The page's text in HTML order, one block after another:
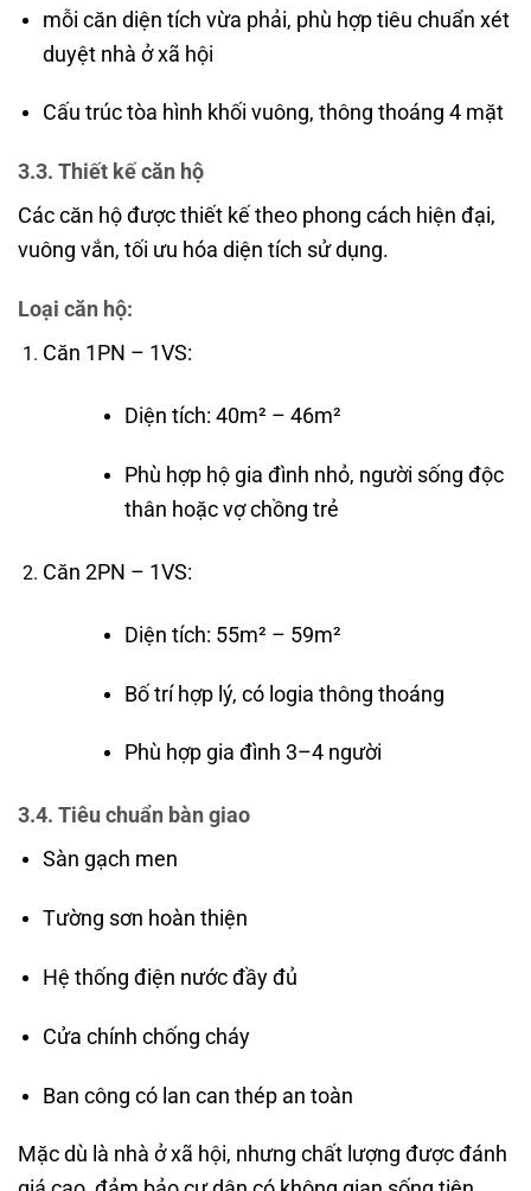
mỗi căn diện tích vừa phải, phù hợp tiêu chuẩn xét
duyệt nhà ở xã hội
Cấu trúc tòa hình khối vuông, thông thoáng 4 mặt
3.3. Thiết kế căn hộ
Các căn hộ được thiết kế theo phong cách hiện đại,
vuông vắn, tối ưu hóa diện tích sử dụng.
Loại căn hộ:
Căn 1PN – 1VS:
Diện tích: 40m² – 46m²
Phù hợp hộ gia đình nhỏ, người sống độc
thân hoặc vợ chồng trẻ
Căn 2PN – 1VS:
Diện tích: 55m² – 59m²
Bố trí hợp lý, có logia thông thoáng
Phù hợp gia đình 3–4 người
3.4. Tiêu chuẩn bàn giao
Sàn gạch men
Tường sơn hoàn thiện
Hệ thống điện nước đầy đủ
Cửa chính chống cháy
Ban công có lan can thép an toàn
Mặc dù là nhà ở xã hội, nhưng chất lượng được đánh